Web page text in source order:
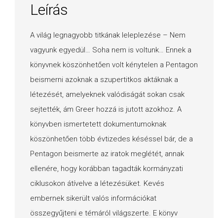
Leírás
A világ legnagyobb titkának leleplezése – Nem
vagyunk egyedül… Soha nem is voltunk… Ennek a
könyvnek köszönhetően volt kénytelen a Pentagon
beismerni azoknak a szupertitkos aktáknak a
létezését, amelyeknek valódiságát sokan csak
sejtették, ám Greer hozzá is jutott azokhoz. A
könyvben ismertetett dokumentumoknak
köszönhetően több évtizedes késéssel bár, de a
Pentagon beismerte az iratok meglétét, annak
ellenére, hogy korábban tagadták kormányzati
ciklusokon átívelve a létezésüket. Kevés
embernek sikerült valós információkat
összegyűjteni e témáról világszerte. E könyv